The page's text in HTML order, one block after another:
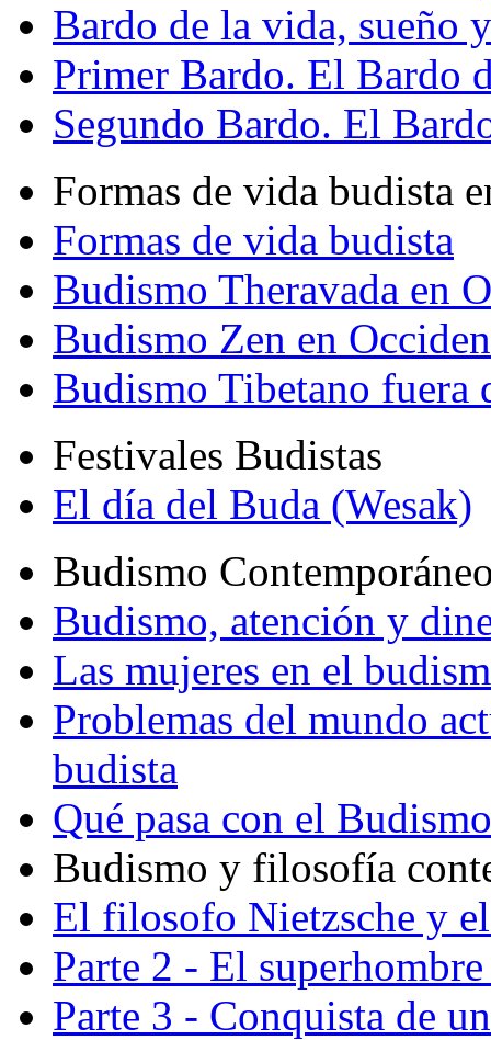
Bardo de la vida, sueño
Primer Bardo. El Bardo
Segundo Bardo. El
Formas de vida budista
Formas de vida budista
Budismo Theravada en
Budismo Zen en
Budismo Tibetano fuera
Festivales Budistas
El día del Buda (Wesak)
Budismo
Budismo, atención y
Las mujeres en el
Problemas del mundo
budista
Qué pasa con el
Budismo y filosofía
El filosofo Nietzsche y
Parte 2 - El
Parte 3 - Conquista de